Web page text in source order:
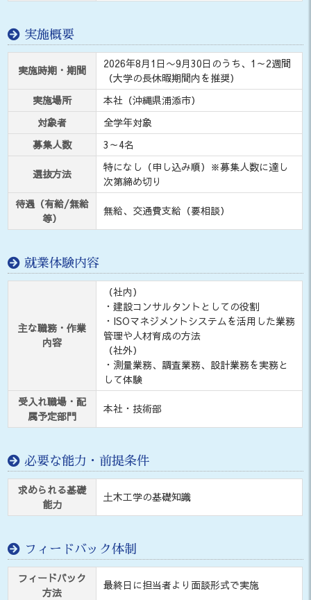
実施概要
実施時期・期間
2026年8月1日〜9月30日のうち、1～2週間
（大学の長休暇期間内を推奨）
実施場所
本社（沖縄県浦添市）
対象者
全学年対象
募集人数
3～4名
選抜方法
特になし（申し込み順）※募集人数に達し
次第締め切り
待遇（有給/無給
等）
無給、交通費支給（要相談）
就業体験内容
主な職務・作業
内容
（社内）
・建設コンサルタントとしての役割
・ISOマネジメントシステムを活用した業務
管理や人材育成の方法
（社外）
・測量業務、調査業務、設計業務を実務と
して体験
受入れ職場・配
属予定部門
本社・技術部
必要な能力・前提条件
求められる基礎
能力
土木工学の基礎知識
フィードバック体制
フィードバック
方法
最終日に担当者より面談形式で実施